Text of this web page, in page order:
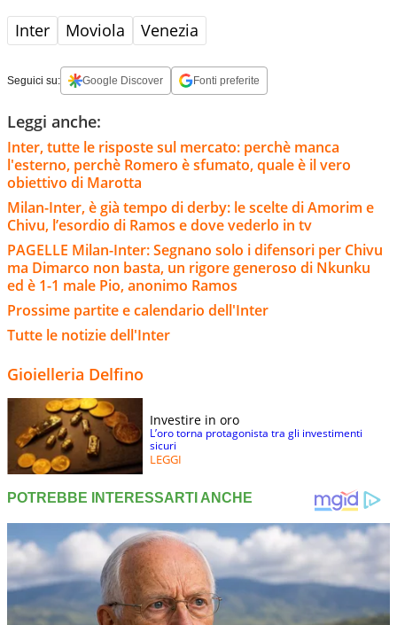
Inter Moviola Venezia
Seguici su: Google Discover Fonti preferite
Leggi anche:
Inter, tutte le risposte sul mercato: perchè manca
l'esterno, perchè Romero è sfumato, quale è il vero
obiettivo di Marotta
Milan-Inter, è già tempo di derby: le scelte di Amorim e
Chivu, l’esordio di Ramos e dove vederlo in tv
PAGELLE Milan-Inter: Segnano solo i difensori per Chivu
ma Dimarco non basta, un rigore generoso di Nkunku
ed è 1-1 male Pio, anonimo Ramos
Prossime partite e calendario dell'Inter
Tutte le notizie dell'Inter
Gioielleria Delfino
Investire in oro
L’oro torna protagonista tra gli investimenti
sicuri
LEGGI